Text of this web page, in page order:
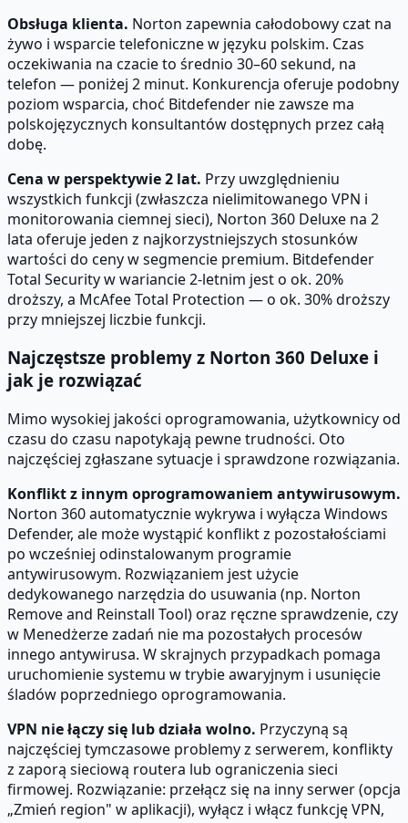
Obsługa klienta. Norton zapewnia całodobowy czat na
żywo i wsparcie telefoniczne w języku polskim. Czas
oczekiwania na czacie to średnio 30–60 sekund, na
telefon — poniżej 2 minut. Konkurencja oferuje podobny
poziom wsparcia, choć Bitdefender nie zawsze ma
polskojęzycznych konsultantów dostępnych przez całą
dobę.
Cena w perspektywie 2 lat. Przy uwzględnieniu
wszystkich funkcji (zwłaszcza nielimitowanego VPN i
monitorowania ciemnej sieci), Norton 360 Deluxe na 2
lata oferuje jeden z najkorzystniejszych stosunków
wartości do ceny w segmencie premium. Bitdefender
Total Security w wariancie 2-letnim jest o ok. 20%
droższy, a McAfee Total Protection — o ok. 30% droższy
przy mniejszej liczbie funkcji.
Najczęstsze problemy z Norton 360 Deluxe i
jak je rozwiązać
Mimo wysokiej jakości oprogramowania, użytkownicy od
czasu do czasu napotykają pewne trudności. Oto
najczęściej zgłaszane sytuacje i sprawdzone rozwiązania.
Konflikt z innym oprogramowaniem antywirusowym.
Norton 360 automatycznie wykrywa i wyłącza Windows
Defender, ale może wystąpić konflikt z pozostałościami
po wcześniej odinstalowanym programie
antywirusowym. Rozwiązaniem jest użycie
dedykowanego narzędzia do usuwania (np. Norton
Remove and Reinstall Tool) oraz ręczne sprawdzenie, czy
w Menedżerze zadań nie ma pozostałych procesów
innego antywirusa. W skrajnych przypadkach pomaga
uruchomienie systemu w trybie awaryjnym i usunięcie
śladów poprzedniego oprogramowania.
VPN nie łączy się lub działa wolno. Przyczyną są
najczęściej tymczasowe problemy z serwerem, konflikty
z zaporą sieciową routera lub ograniczenia sieci
firmowej. Rozwiązanie: przełącz się na inny serwer (opcja
„Zmień region" w aplikacji), wyłącz i włącz funkcję VPN,